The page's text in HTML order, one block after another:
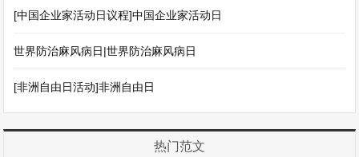
[中国企业家活动日议程]中国企业家活动日
世界防治麻风病日|世界防治麻风病日
[非洲自由日活动]非洲自由日
热门范文